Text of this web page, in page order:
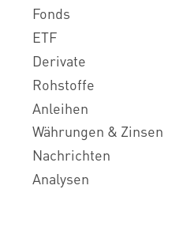
Fonds
ETF
Derivate
Rohstoffe
Anleihen
Währungen & Zinsen
Nachrichten
Analysen